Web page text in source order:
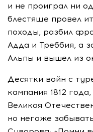
и не проиграл ни
блестяще провел
походы, разбил
Адда и Треббия, а
Альпы и вышел из
Десятки войн с
кампания 1812
Великая
но негоже